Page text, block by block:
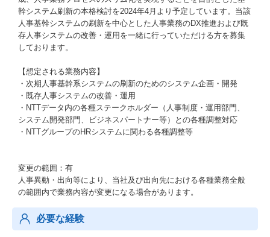
幹システム刷新の本格検討を2024年4月より予定しています。当該
人事基幹システムの刷新を中心とした人事業務のDX推進および既
存人事システムの改善・運用を一緒に行っていただける方を募集
しております。
【想定される業務内容】
・次期人事基幹系システムの刷新のためのシステム企画・開発
・既存人事システムの改善・運用
・NTTデータ内の各種ステークホルダー（人事制度・運用部門、
システム開発部門、ビジネスパートナー等）との各種調整対応
・NTTグループのHRシステムに関わる各種調整等
変更の範囲：有
人事異動・出向等により、当社及び出向先における各種業務全般
の範囲内で業務内容が変更になる場合があります。
必要な経験